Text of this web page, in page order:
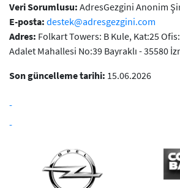
Veri Sorumlusu: AdresGezgini Anonim
E-posta: destek@adresgezgini.com
Adres: Folkart Towers: B Kule, Kat:25
Adalet Mahallesi No:39 Bayraklı - 35580
Son güncelleme tarihi: 15.06.2026
-
-